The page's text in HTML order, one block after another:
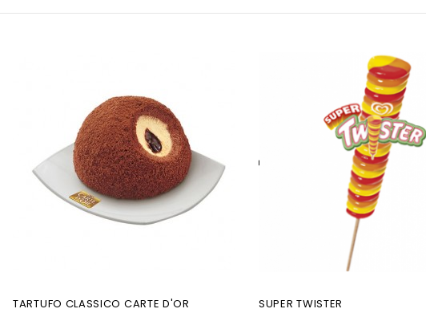
TARTUFO CLASSICO CARTE D'OR SUPER TWISTER